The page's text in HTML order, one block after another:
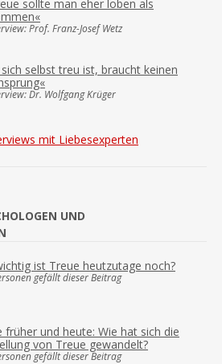
sollte man eher loben als
Prof. Franz-Josef Wetz
sich selbst treu ist, braucht keinen
Dr. Wolfgang Krüger
mit Liebesexperten
UND
ist Treue heutzutage noch?
gefällt dieser Beitrag
früher und heute: Wie hat sich die
von Treue gewandelt?
gefällt dieser Beitrag